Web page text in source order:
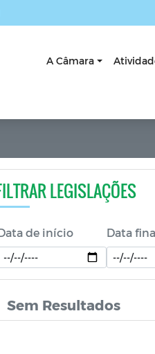
A Câmara
LEGISLAÇÕES
de início Data
Sem Resultados